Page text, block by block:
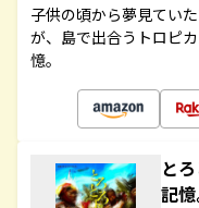
子供の頃から夢見てい
が、島で出合うトロピ
憶。
と
記